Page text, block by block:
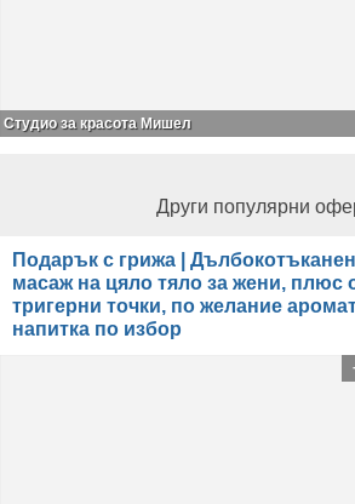
Студио за красота Мишел
Други популярни
Подарък с грижа |
масаж на цяло тяло за жени, плюс
тригерни точки, по желание
напитка по избор